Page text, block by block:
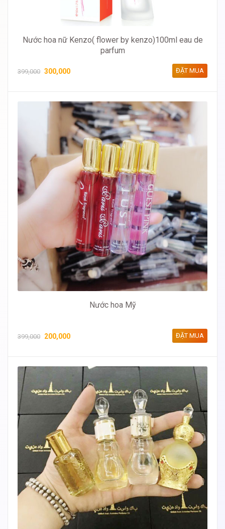
Nước hoa nữ Kenzo( flower by kenzo)100ml eau de
parfum
399,000 300,000 ĐẶT MUA
Nước hoa Mỹ
399,000 200,000 ĐẶT MUA